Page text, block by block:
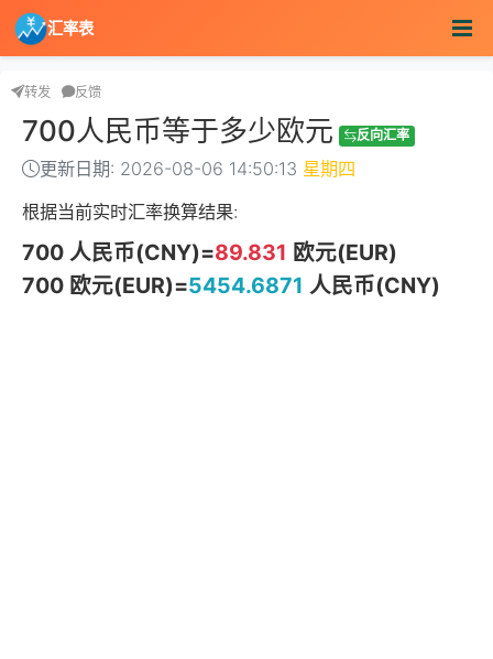
汇率表
转发 反馈
700人民币等于多少欧元 反向汇率
更新日期: 2026-08-06 14:50:13 星期四
根据当前实时汇率换算结果:
700 人民币(CNY)=89.831 欧元(EUR)
700 欧元(EUR)=5454.6871 人民币(CNY)